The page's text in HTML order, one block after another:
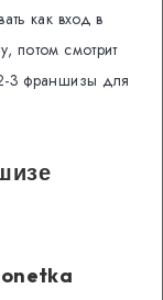
как вход в
потом смотрит
3 франшизы для